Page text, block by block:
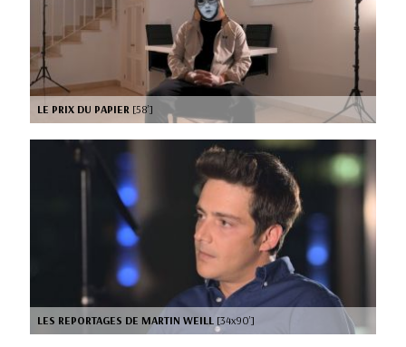
LE PRIX DU PAPIER [58’]
LES REPORTAGES DE MARTIN WEILL [34x90’]